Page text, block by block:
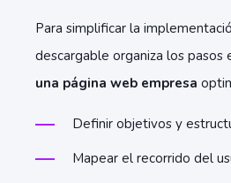
Para simplificar la
descargable organiza los pasos
una página web empresa
Definir objetivos y
Mapear el recorrido del